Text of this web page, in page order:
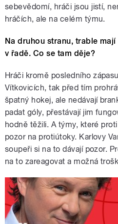
sebevědomí, hráči jsou jistí,
hráčích, ale na celém týmu.
Na druhou stranu, trable
v řadě. Co se tam děje?
Hráči kromě posledního
Vítkovicích, tak před tím
špatný hokej, ale nedávají
padat góly, přestávají jim
hodně těžili. A týmy, které
pozor na protiútoky. Karlovy
soupeři si na to dávají pozor.
na to zareagovat a možná